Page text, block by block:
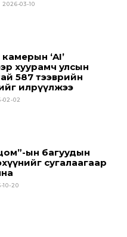
2026-03-10
‘AI’
хуурамч улсын
587 тээврийн
илрүүлжээ
02-02
ын багуудын
сугалаагаар
10-20